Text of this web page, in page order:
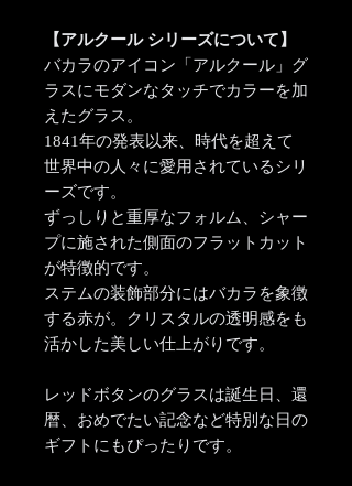
【アルクール シリーズについて】
バカラのアイコン「アルクール」グ
ラスにモダンなタッチでカラーを加
えたグラス。
1841年の発表以来、時代を超えて
世界中の人々に愛用されているシリ
ーズです。
ずっしりと重厚なフォルム、シャー
プに施された側面のフラットカット
が特徴的です。
ステムの装飾部分にはバカラを象徴
する赤が。クリスタルの透明感をも
活かした美しい仕上がりです。
レッドボタンのグラスは誕生日、還
暦、おめでたい記念など特別な日の
ギフトにもぴったりです。